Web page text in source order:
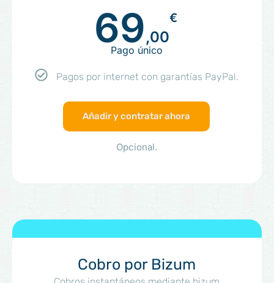
69,00
€
Pago único
Pagos por internet con garantías PayPal.
Añadir y contratar ahora
Opcional.
Cobro por Bizum